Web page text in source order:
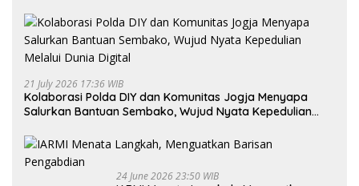
21 July 2026 17:36 WIB
Kolaborasi Polda DIY dan Komunitas Jogja Menyapa
Salurkan Bantuan Sembako, Wujud Nyata Kepedulian
24 June 2026 23:50 WIB